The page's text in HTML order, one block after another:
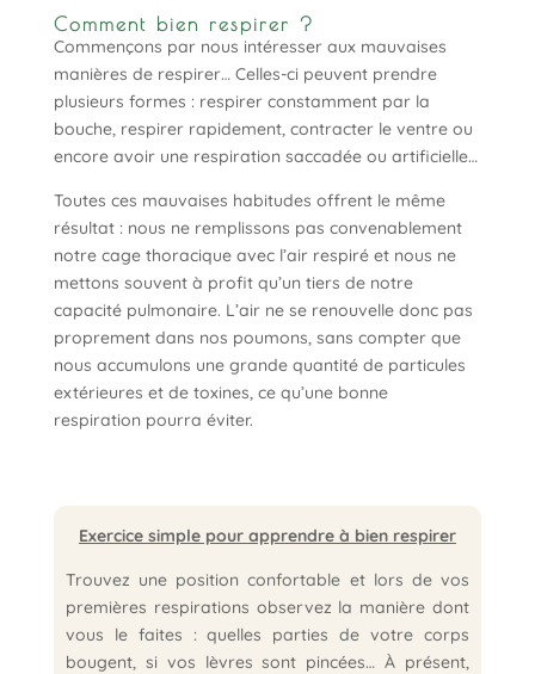
Comment bien respirer ?
Commençons par nous intéresser aux mauvaises
manières de respirer… Celles-ci peuvent prendre
plusieurs formes : respirer constamment par la
bouche, respirer rapidement, contracter le ventre ou
encore avoir une respiration saccadée ou artificielle…
Toutes ces mauvaises habitudes offrent le même
résultat : nous ne remplissons pas convenablement
notre cage thoracique avec l’air respiré et nous ne
mettons souvent à profit qu’un tiers de notre
capacité pulmonaire. L’air ne se renouvelle donc pas
proprement dans nos poumons, sans compter que
nous accumulons une grande quantité de particules
extérieures et de toxines, ce qu’une bonne
respiration pourra éviter.
Exercice simple pour apprendre à bien respirer
Trouvez une position confortable et lors de vos
premières respirations observez la manière dont
vous le faites : quelles parties de votre corps
bougent, si vos lèvres sont pincées… À présent,